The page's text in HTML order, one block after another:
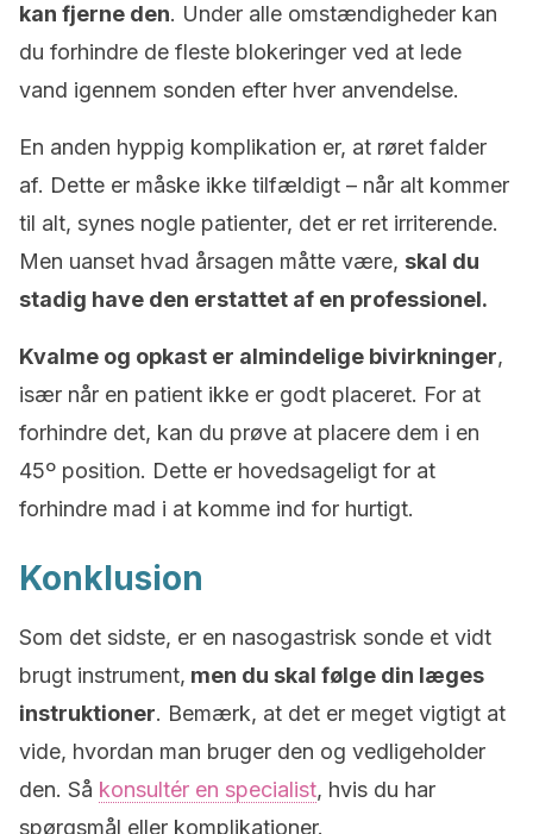
kan fjerne den. Under alle omstændigheder kan
du forhindre de fleste blokeringer ved at lede
vand igennem sonden efter hver anvendelse.
En anden hyppig komplikation er, at røret falder
af. Dette er måske ikke tilfældigt – når alt kommer
til alt, synes nogle patienter, det er ret irriterende.
Men uanset hvad årsagen måtte være, skal du
stadig have den erstattet af en professionel.
Kvalme og opkast er almindelige bivirkninger,
især når en patient ikke er godt placeret. For at
forhindre det, kan du prøve at placere dem i en
45º position. Dette er hovedsageligt for at
forhindre mad i at komme ind for hurtigt.
Konklusion
Som det sidste, er en nasogastrisk sonde et vidt
brugt instrument, men du skal følge din læges
instruktioner. Bemærk, at det er meget vigtigt at
vide, hvordan man bruger den og vedligeholder
den. Så konsultér en specialist, hvis du har
spørgsmål eller komplikationer.